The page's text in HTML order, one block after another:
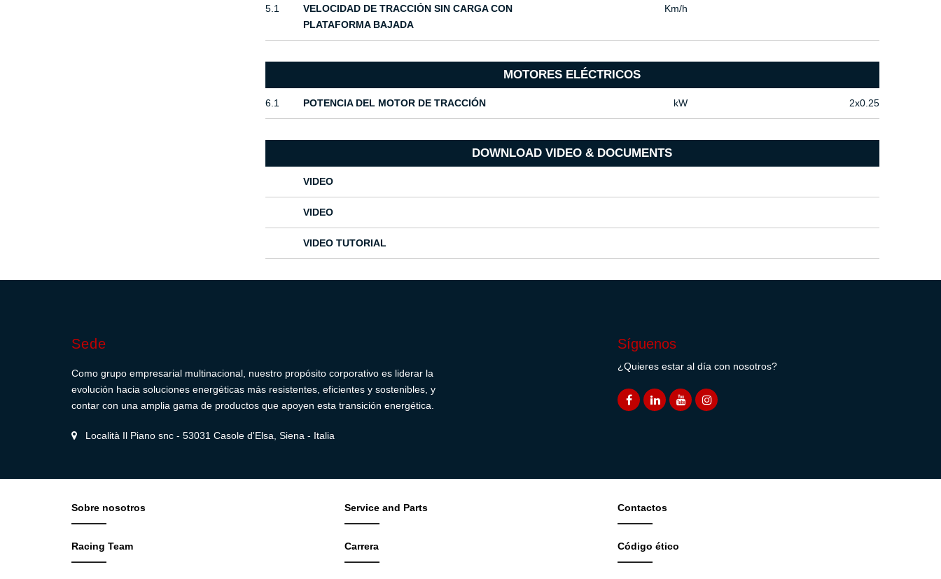
5.1
VELOCIDAD DE TRACCIÓN SIN CARGA CON
PLATAFORMA BAJADA
Km/h
MOTORES ELÉCTRICOS
6.1 POTENCIA DEL MOTOR DE TRACCIÓN kW 2x0.25
DOWNLOAD VIDEO & DOCUMENTS
VIDEO
VIDEO
VIDEO TUTORIAL
Sede
Como grupo empresarial multinacional, nuestro propósito corporativo es liderar la
evolución hacia soluciones energéticas más resistentes, eficientes y sostenibles, y
contar con una amplia gama de productos que apoyen esta transición energética.
Località Il Piano snc - 53031 Casole d'Elsa, Siena - Italia
Síguenos
¿Quieres estar al día con nosotros?
Sobre nosotros
Racing Team
Service and Parts
Carrera
Contactos
Código ético